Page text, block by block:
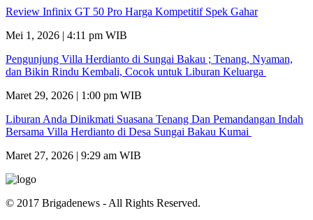
Review Infinix GT 50 Pro Harga Kompetitif Spek Gahar
Mei 1, 2026 | 4:11 pm WIB
Pengunjung Villa Herdianto di Sungai Bakau ; Tenang, Nyaman,
dan Bikin Rindu Kembali, Cocok untuk Liburan Keluarga
Maret 29, 2026 | 1:00 pm WIB
Liburan Anda Dinikmati Suasana Tenang Dan Pemandangan Indah
Bersama Villa Herdianto di Desa Sungai Bakau Kumai
Maret 27, 2026 | 9:29 am WIB
© 2017 Brigadenews - All Rights Reserved.